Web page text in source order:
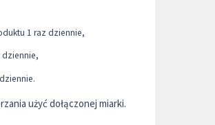
1 raz dziennie,
użyć dołączonej miarki.